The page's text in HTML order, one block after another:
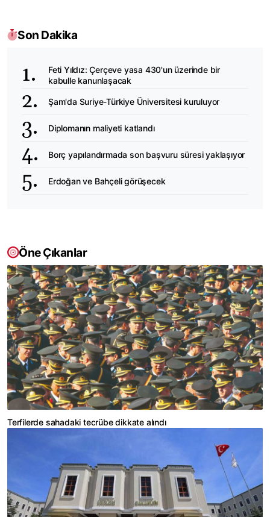
Son Dakika
Feti Yıldız: Çerçeve yasa 430'un üzerinde bir
kabulle kanunlaşacak
Şam'da Suriye-Türkiye Üniversitesi kuruluyor
Diplomanın maliyeti katlandı
Borç yapılandırmada son başvuru süresi yaklaşıyor
Erdoğan ve Bahçeli görüşecek
Öne Çıkanlar
Terfilerde sahadaki tecrübe dikkate alındı